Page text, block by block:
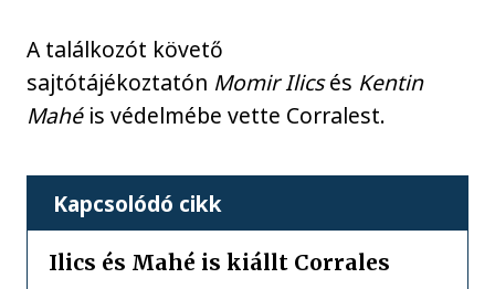
A találkozót követő
sajtótájékoztatón Momir Ilicsés Kentin
Mahéis védelmébe vette Corralest.
Kapcsolódó cikk
Ilics és Mahé is kiállt Corrales